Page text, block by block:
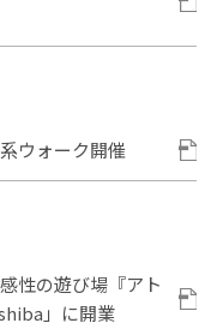
ウォーク開催
性の遊び場『アト
」に開業